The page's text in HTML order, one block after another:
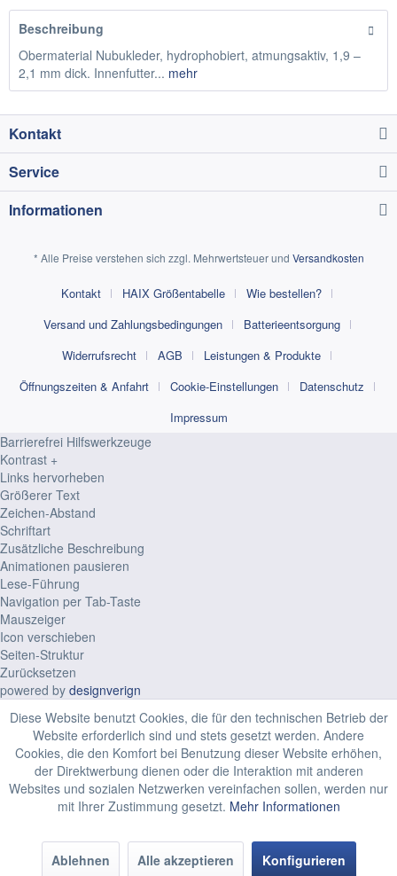
Beschreibung
Obermaterial Nubukleder, hydrophobiert, atmungsaktiv, 1,9 –
2,1 mm dick. Innenfutter... mehr
Kontakt
Service
Informationen
* Alle Preise verstehen sich zzgl. Mehrwertsteuer und Versandkosten
Kontakt HAIX Größentabelle
Wie bestellen?
Versand und Zahlungsbedingungen
Batterieentsorgung
Widerrufsrecht
AGB
Leistungen & Produkte
Öffnungszeiten & Anfahrt
Cookie-Einstellungen
Datenschutz
Impressum
Diese Website benutzt Cookies, die für den technischen Betrieb der
Website erforderlich sind und stets gesetzt werden. Andere
Cookies, die den Komfort bei Benutzung dieser Website erhöhen,
der Direktwerbung dienen oder die Interaktion mit anderen
Websites und sozialen Netzwerken vereinfachen sollen, werden nur
mit Ihrer Zustimmung gesetzt. Mehr Informationen
Ablehnen Alle akzeptieren Konfigurieren
Barrierefrei Hilfswerkzeuge
Kontrast +
Links hervorheben
Größerer Text
Zeichen-Abstand
Schriftart
Zusätzliche Beschreibung
Animationen pausieren
Lese-Führung
Navigation per Tab-Taste
Mauszeiger
Icon verschieben
Seiten-Struktur
Zurücksetzen
powered by designverign